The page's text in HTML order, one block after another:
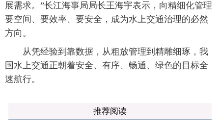
展需求。”长江海事局局长王海宇表示，向精细化管理
要空间、要效率、要安全，成为水上交通治理的必然
方向。
从凭经验到靠数据，从粗放管理到精雕细琢，我
国水上交通正朝着安全、有序、畅通、绿色的目标全
速航行。
推荐阅读